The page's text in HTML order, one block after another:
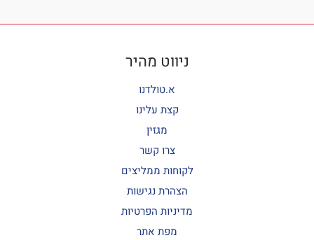
ניווט מהיר
א.טולדנו
קצת עלינו
מגזין
צרו קשר
לקוחות ממליצים
הצהרת נגישות
מדיניות הפרטיות
מפת אתר